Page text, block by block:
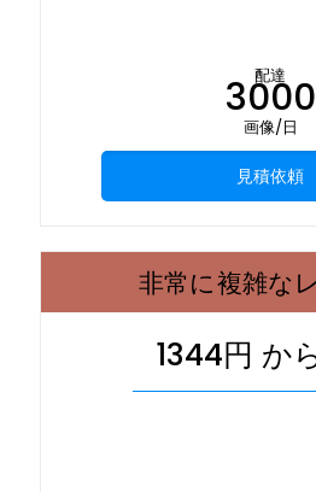
配達
3000
画像/日
見積依頼
非常に複雑な
1344円 か